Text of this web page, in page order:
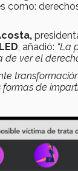
como:
, añadió: “La
ver el
de